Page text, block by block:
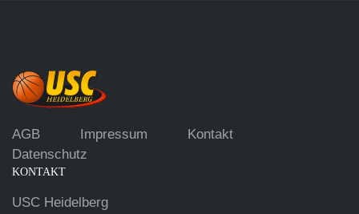
AGB Impressum
Kontakt
Datenschutz
KONTAKT
USC Heidelberg